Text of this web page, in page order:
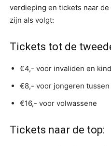
verdieping en tickets naar
zijn als volgt:
Tickets tot de
€4,- voor invaliden en
€8,- voor jongeren tussen
€16,- voor volwassene
Tickets naar de top: